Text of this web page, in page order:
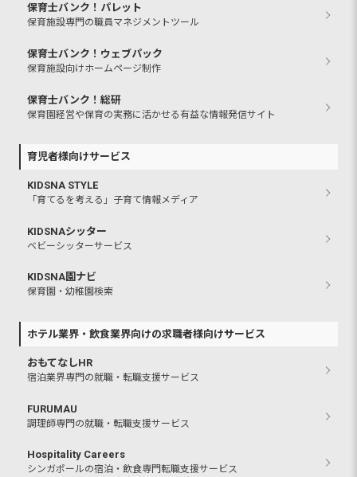
保育士バンク！パレット
保育施設専門の職員マネジメントツール
保育士バンク！ウェブパック
保育施設向けホームページ制作
保育士バンク！総研
保育園経営や保育の実務に活かせる有益な情報発信サイト
育児者様向けサービス
KIDSNA STYLE
「育てるを考える」子育て情報メディア
KIDSNAシッター
ベビーシッターサービス
KIDSNA園ナビ
保育園・幼稚園検索
ホテル業界・飲食業界向けの求職者様向けサービス
おもてなしHR
宿泊業界専門の就職・転職支援サービス
FURUMAU
調理師専門の就職・転職支援サービス
Hospitality Careers
シンガポールの宿泊・飲食専門転職支援サービス